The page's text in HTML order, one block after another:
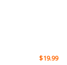
$19.99